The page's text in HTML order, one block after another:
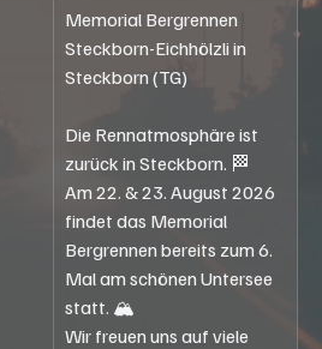
Memorial Bergrennen
Steckborn-Eichhölzli in
Steckborn (TG)
Die Rennatmosphäre ist
zurück in Steckborn. 🏁
Am 22. & 23. August 2026
findet das Memorial
Bergrennen bereits zum 6.
Mal am schönen Untersee
statt. 🏔️
Wir freuen uns auf viele